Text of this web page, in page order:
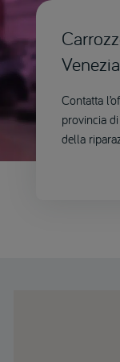
Venezia
Contatta
provincia
della